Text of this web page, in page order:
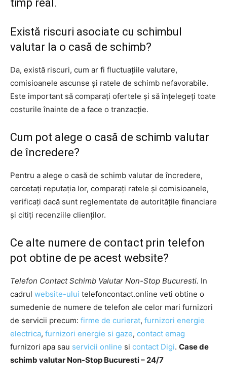
timp real.
Există riscuri asociate cu schimbul
valutar la o casă de schimb?
Da, există riscuri, cum ar fi fluctuațiile valutare,
comisioanele ascunse și ratele de schimb nefavorabile.
Este important să comparați ofertele și să înțelegeți toate
costurile înainte de a face o tranzacție.
Cum pot alege o casă de schimb valutar
de încredere?
Pentru a alege o casă de schimb valutar de încredere,
cercetați reputația lor, comparați ratele și comisioanele,
verificați dacă sunt reglementate de autoritățile financiare
și citiți recenziile clienților.
Ce alte numere de contact prin telefon
pot obtine de pe acest website?
Telefon Contact Schimb Valutar Non-Stop Bucuresti. In
cadrul website-ului telefoncontact.online veti obtine o
sumedenie de numere de telefon ale celor mari furnizori
de servicii precum: firme de curierat, furnizori energie
electrica, furnizori energie si gaze, contact emag
furnizori apa sau servicii online si contact Digi. Case de
schimb valutar Non-Stop Bucuresti – 24/7